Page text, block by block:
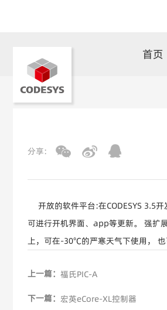
首页
分享:
开放的软件平台:在CODESYS 3.5开
可进行开机界面、app等更新。 强扩
上，可在-30℃的严寒天气下使用，
上一篇： 福氏PIC-A
下一篇： 宏英eCore-XL控制器